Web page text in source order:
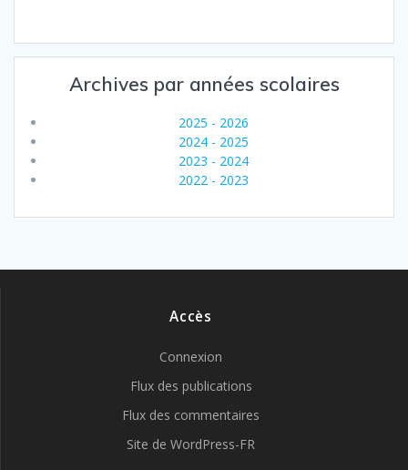
Archives par années scolaires
2025 - 2026
2024 - 2025
2023 - 2024
2022 - 2023
Accès
Connexion
Flux des publications
Flux des commentaires
Site de WordPress-FR